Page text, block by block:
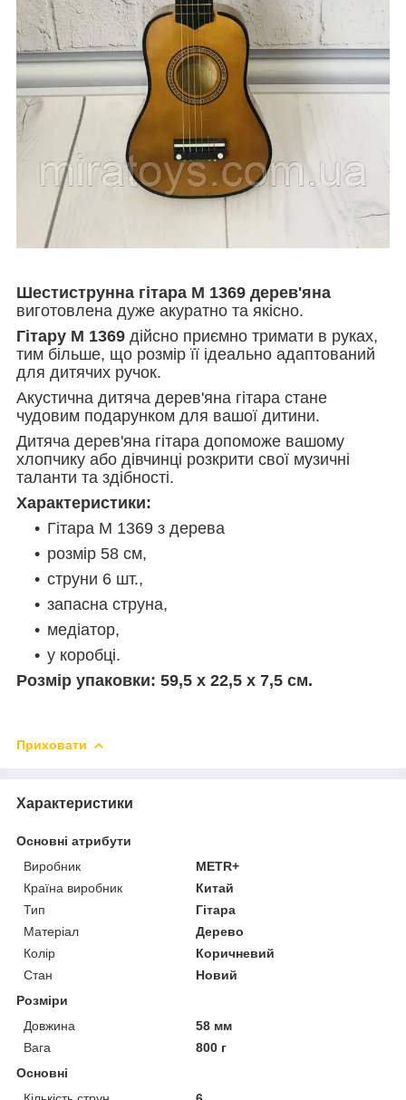
Шестиструнна гітара M 1369 дерев'яна
виготовлена дуже акуратно та якісно.
Гітару М 1369 дійсно приємно тримати в руках,
тим більше, що розмір її ідеально адаптований
для дитячих ручок.
Акустична дитяча дерев'яна гітара стане
чудовим подарунком для вашої дитини.
Дитяча дерев'яна гітара допоможе вашому
хлопчику або дівчинці розкрити свої музичні
таланти та здібності.
Характеристики:
Гітара M 1369 з дерева
розмір 58 см,
струни 6 шт.,
запасна струна,
медіатор,
у коробці.
Розмір упаковки: 59,5 х 22,5 х 7,5 см.
Приховати
Характеристики
Основні атрибути
Виробник
METR+
Країна виробник
Китай
Тип
Гітара
Матеріал
Дерево
Колір
Коричневий
Стан
Новий
Розміри
Довжина
58 мм
Вага
800 г
Основні